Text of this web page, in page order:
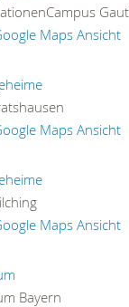
Maps Ansicht
Maps Ansicht
Maps Ansicht
Bayern